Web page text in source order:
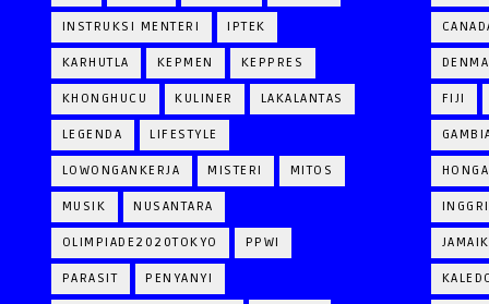
INSTRUKSI MENTERI IPTEK
KARHUTLA KEPMEN KEPPRES
KHONGHUCU KULINER LAKALANTAS
LEGENDA LIFESTYLE
LOWONGANKERJA MISTERI MITOS
MUSIK NUSANTARA
OLIMPIADE2020TOKYO PPWI
PARASIT PENYANYI
FIJI